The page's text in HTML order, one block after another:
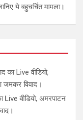
ये बहुचर्चित मामला।
का Live वीडियो,
जमकर विवाद।
Live वीडियो, अमरपाटन